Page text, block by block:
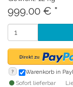
999.00 € *
? Warenkorb in
Sofort lieferbar